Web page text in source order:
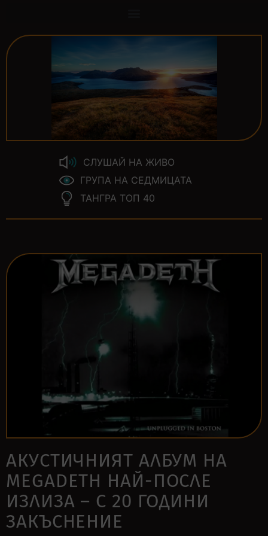
СЛУШАЙ НА ЖИВО
ГРУПА НА СЕДМИЦАТА
ТАНГРА ТОП 40
АКУСТИЧНИЯТ АЛБУМ НА
MEGADETH НАЙ-ПОСЛЕ
ИЗЛИЗА – С 20 ГОДИНИ
ЗАКЪСНЕНИЕ